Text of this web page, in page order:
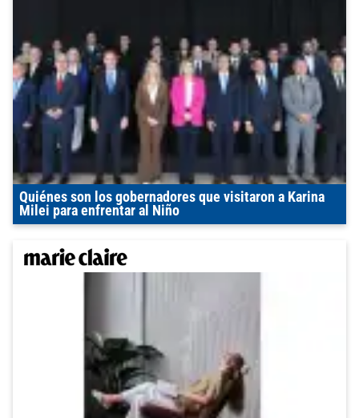
Quiénes son los gobernadores que visitaron a Karina
Milei para enfrentar al Niño